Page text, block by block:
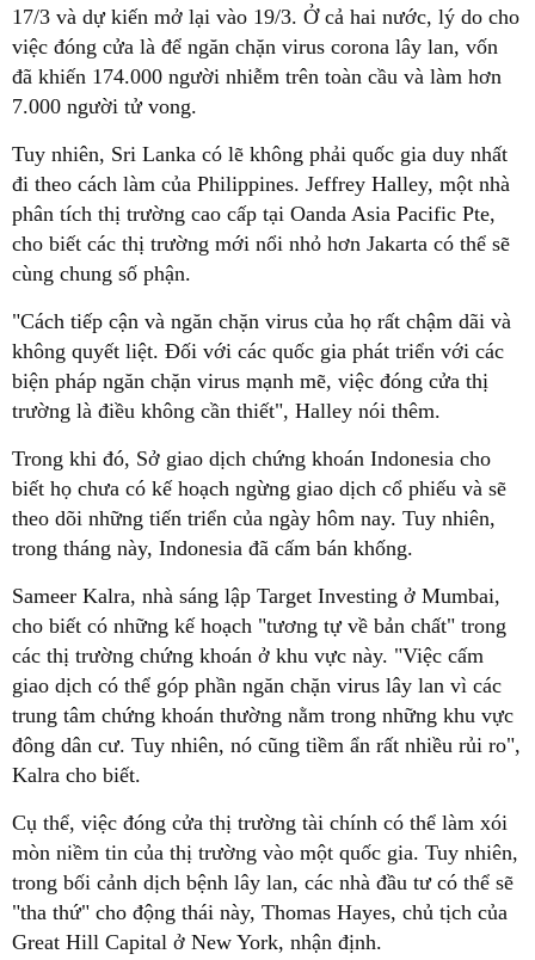
17/3 và dự kiến mở lại vào 19/3. Ở cả hai nước, lý do cho
việc đóng cửa là để ngăn chặn virus corona lây lan, vốn
đã khiến 174.000 người nhiễm trên toàn cầu và làm hơn
7.000 người tử vong.
Tuy nhiên, Sri Lanka có lẽ không phải quốc gia duy nhất
đi theo cách làm của Philippines. Jeffrey Halley, một nhà
phân tích thị trường cao cấp tại Oanda Asia Pacific Pte,
cho biết các thị trường mới nổi nhỏ hơn Jakarta có thể sẽ
cùng chung số phận.
"Cách tiếp cận và ngăn chặn virus của họ rất chậm dãi và
không quyết liệt. Đối với các quốc gia phát triển với các
biện pháp ngăn chặn virus mạnh mẽ, việc đóng cửa thị
trường là điều không cần thiết", Halley nói thêm.
Trong khi đó, Sở giao dịch chứng khoán Indonesia cho
biết họ chưa có kế hoạch ngừng giao dịch cổ phiếu và sẽ
theo dõi những tiến triển của ngày hôm nay. Tuy nhiên,
trong tháng này, Indonesia đã cấm bán khống.
Sameer Kalra, nhà sáng lập Target Investing ở Mumbai,
cho biết có những kế hoạch "tương tự về bản chất" trong
các thị trường chứng khoán ở khu vực này. "Việc cấm
giao dịch có thể góp phần ngăn chặn virus lây lan vì các
trung tâm chứng khoán thường nằm trong những khu vực
đông dân cư. Tuy nhiên, nó cũng tiềm ẩn rất nhiều rủi ro",
Kalra cho biết.
Cụ thể, việc đóng cửa thị trường tài chính có thể làm xói
mòn niềm tin của thị trường vào một quốc gia. Tuy nhiên,
trong bối cảnh dịch bệnh lây lan, các nhà đầu tư có thể sẽ
"tha thứ" cho động thái này, Thomas Hayes, chủ tịch của
Great Hill Capital ở New York, nhận định.